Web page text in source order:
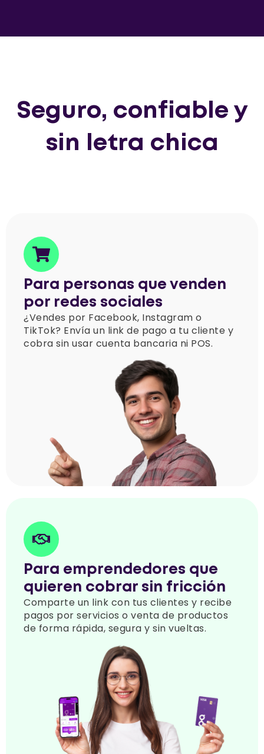
Seguro, confiable y
sin letra chica
Para personas que venden
por redes sociales
¿Vendes por Facebook, Instagram o
TikTok? Envía un link de pago a tu cliente y
cobra sin usar cuenta bancaria ni POS.
Para emprendedores que
quieren cobrar sin fricción
Comparte un link con tus clientes y recibe
pagos por servicios o venta de productos
de forma rápida, segura y sin vueltas.